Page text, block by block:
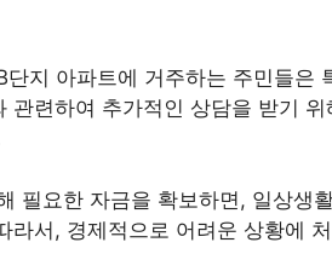
지 아파트에 거주하는 주민들은
관련하여 추가적인 상담을 받기
필요한 자금을 확보하면, 일상생
라서, 경제적으로 어려운 상황에